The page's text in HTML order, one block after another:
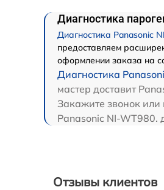
Диагностика
Диагностика Panasonic
предоставляем
оформлении заказа на
Диагностика
мастер доставит
Закажите звонок или
Panasonic NI-WT980.
Отзывы клиентов